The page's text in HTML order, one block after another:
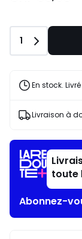
Quantité
1
En stock.
Livraison à
toute
Abonnez-